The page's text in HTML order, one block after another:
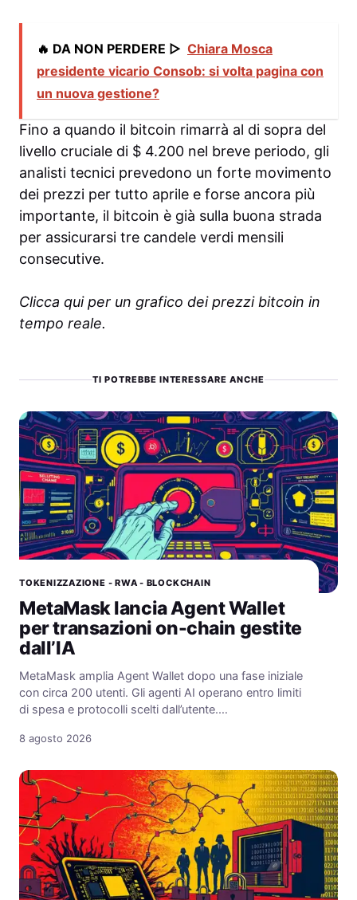
🔥 DA NON PERDERE ▷ Chiara Mosca
presidente vicario Consob: si volta pagina con
un nuova gestione?
Fino a quando il bitcoin rimarrà al di sopra del
livello cruciale di $ 4.200 nel breve periodo, gli
analisti tecnici prevedono un forte movimento
dei prezzi per tutto aprile e forse ancora più
importante, il bitcoin è già sulla buona strada
per assicurarsi tre candele verdi mensili
consecutive.
Clicca qui per un grafico dei prezzi bitcoin in
tempo reale.
TI POTREBBE INTERESSARE ANCHE
TOKENIZZAZIONE - RWA - BLOCKCHAIN
MetaMask lancia Agent Wallet
per transazioni on-chain gestite
dall’IA
MetaMask amplia Agent Wallet dopo una fase iniziale
con circa 200 utenti. Gli agenti AI operano entro limiti
di spesa e protocolli scelti dall’utente.…
8 agosto 2026